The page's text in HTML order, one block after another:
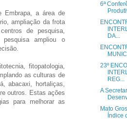
Embrapa, a área de
ampliação da frota
de pesquisa,
ampliou o
fitopatologia,
as culturas de
abacaxi, hortaliças,
outros. Estas ações
para melhorar as
6ª
DA...
23º
REG...
A
Mato
Índice